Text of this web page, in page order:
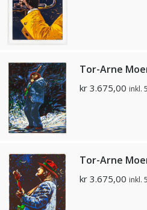
Tor-Arne
kr 3.675,00 inkl.
Tor-Arne
kr 3.675,00 inkl.